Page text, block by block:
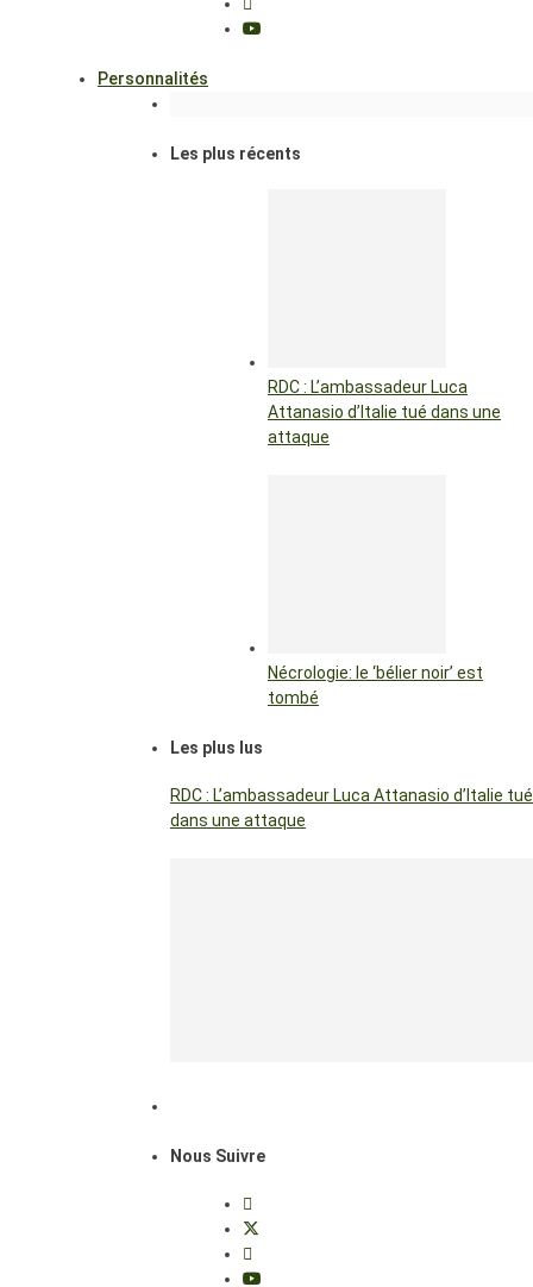
Personnalités
Les plus récents
RDC : L’ambassadeur Luca
Attanasio d’Italie tué dans une
attaque
Nécrologie: le ‘bélier noir’ est
tombé
Les plus lus
RDC : L’ambassadeur Luca Attanasio d’Italie tué
dans une attaque
Nous Suivre